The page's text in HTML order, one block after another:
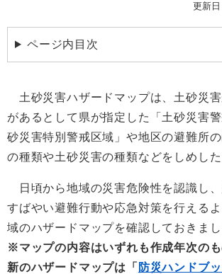
更新
ページ内目次
土砂災害ハザードマップは、土砂災
があるとして県が指定した「土砂災害
砂災害特別警戒区域」や地区の避難所
の種類や土砂災害の種類などをしめした
日頃から地域の災害危険性を認識し
すばやい避難行動や応急対策を行える
域のハザードマップを確認しておきまし
※マップの内容はいずれも作成年次の
新のハザードマップは「 防災ハンドブッ